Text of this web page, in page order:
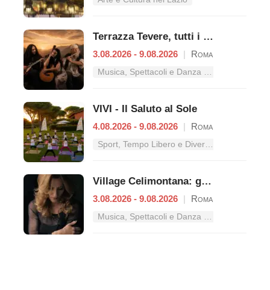
Terrazza Tevere, tutti i concerti dal 3 al 9 agosto
3.08.2026 - 9.08.2026 | Roma
VIVI - Il Saluto al Sole
4.08.2026 - 9.08.2026 | Roma
Village Celimontana: gli appuntamenti dal 3 al 9 agosto
3.08.2026 - 9.08.2026 | Roma